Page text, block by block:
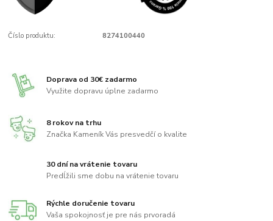
Číslo produktu: 8274100440
Doprava od 30€ zadarmo
Využite dopravu úplne zadarmo
8 rokov na trhu
Značka Kameník Vás presvedčí o kvalite
30 dní na vrátenie tovaru
Predĺžili sme dobu na vrátenie tovaru
Rýchle doručenie tovaru
Vaša spokojnosť je pre nás prvoradá